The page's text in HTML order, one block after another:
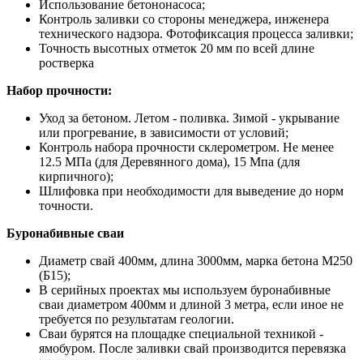
Использование бетононасоса;
Контроль заливки со стороны менеджера, инженера
технического надзора. Фотофиксация процесса заливки;
Точность высотных отметок 20 мм по всей длине
ростверка
Набор прочности:
Уход за бетоном. Летом - поливка. Зимой - укрывание
или прогревание, в зависимости от условий;
Контроль набора прочности склерометром. Не менее
12.5 МПа (для Деревянного дома), 15 Мпа (для
кирпичного);
Шлифовка при необходимости для выведение до норм
точности.
Буронабивные сваи
Диаметр свай 400мм, длина 3000мм, марка бетона М250
(Б15);
В серийных проектах мы используем буронабивные
сваи диаметром 400мм и длиной 3 метра, если иное не
требуется по результатам геологии.
Сваи бурятся на площадке специальной техникой -
ямобуром. После заливки свай производится перевязка